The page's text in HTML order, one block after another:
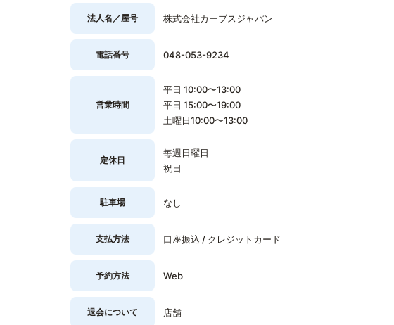
法人名／屋号 株式会社カーブスジャパン
電話番号 048-053-9234
営業時間
平日 10:00〜13:00
平日 15:00〜19:00
土曜日10:00〜13:00
定休日
毎週日曜日
祝日
駐車場 なし
支払方法 口座振込 / クレジットカード
予約方法 Web
退会について 店舗